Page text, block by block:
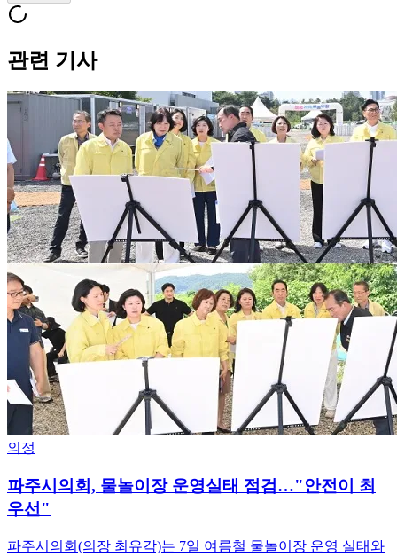
관련 기사
의정
파주시의회, 물놀이장 운영실태 점검…"안전이 최
우선"
파주시의회(의장 최유각)는 7일 여름철 물놀이장 운영 실태와